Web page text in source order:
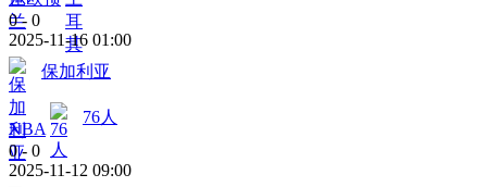
0 - 0
2025-11-16 01:00
保加利亚
NBA
76人
0 - 0
2025-11-12 09:00